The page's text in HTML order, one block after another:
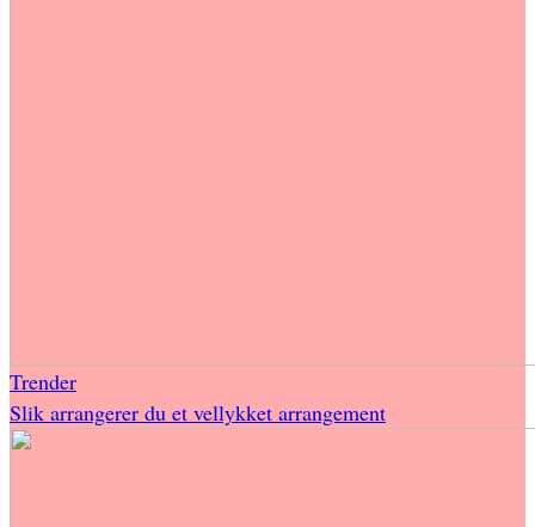
Trender
Slik arrangerer du et vellykket arrangement